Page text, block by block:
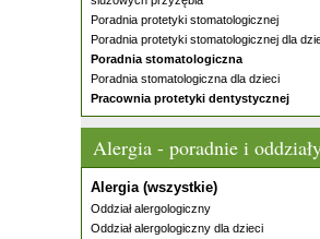
Poradnia protetyki stomatologicznej
Poradnia protetyki stomatologicznej dla
Poradnia stomatologiczna
Poradnia stomatologiczna dla dzieci
Pracownia protetyki dentystycznej
Alergia - poradnie i
Alergia (wszystkie)
Oddział alergologiczny
Oddział alergologiczny dla dzieci